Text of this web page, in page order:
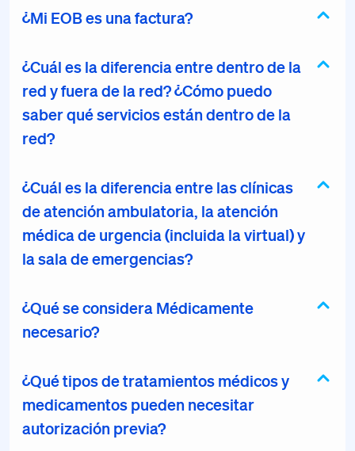
¿Mi EOB es una factura?
¿Cuál es la diferencia entre dentro de la
red y fuera de la red? ¿Cómo puedo
saber qué servicios están dentro de la
red?
¿Cuál es la diferencia entre las clínicas
de atención ambulatoria, la atención
médica de urgencia (incluida la virtual) y
la sala de emergencias?
¿Qué se considera Médicamente
necesario?
¿Qué tipos de tratamientos médicos y
medicamentos pueden necesitar
autorización previa?